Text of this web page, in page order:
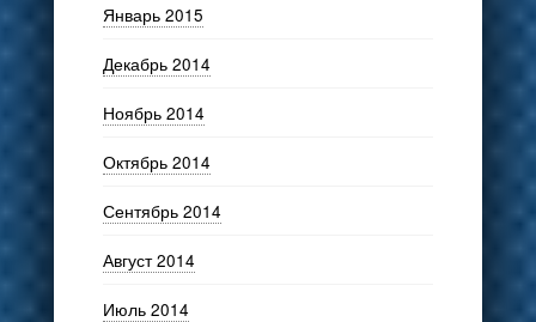
Январь 2015
Декабрь 2014
Ноябрь 2014
Октябрь 2014
Сентябрь 2014
Август 2014
Июль 2014